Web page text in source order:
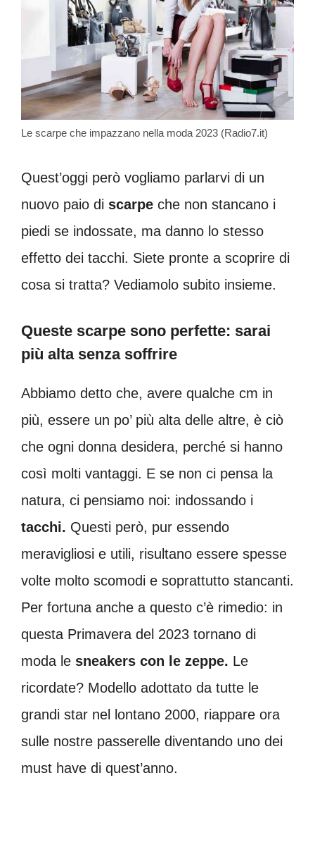
Le scarpe che impazzano nella moda 2023 (Radio7.it)
Quest’oggi però vogliamo parlarvi di un
nuovo paio di scarpe che non stancano i
piedi se indossate, ma danno lo stesso
effetto dei tacchi. Siete pronte a scoprire di
cosa si tratta? Vediamolo subito insieme.
Queste scarpe sono perfette: sarai
più alta senza soffrire
Abbiamo detto che, avere qualche cm in
più, essere un po’ più alta delle altre, è ciò
che ogni donna desidera, perché si hanno
così molti vantaggi. E se non ci pensa la
natura, ci pensiamo noi: indossando i
tacchi. Questi però, pur essendo
meravigliosi e utili, risultano essere spesse
volte molto scomodi e soprattutto stancanti.
Per fortuna anche a questo c’è rimedio: in
questa Primavera del 2023 tornano di
moda le sneakers con le zeppe. Le
ricordate? Modello adottato da tutte le
grandi star nel lontano 2000, riappare ora
sulle nostre passerelle diventando uno dei
must have di quest’anno.